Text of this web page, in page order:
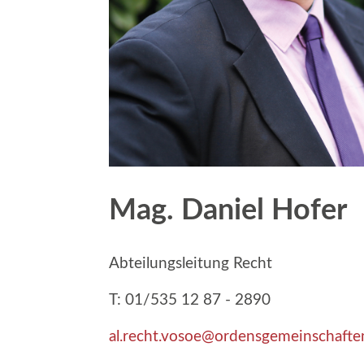
Mag. Daniel Hofer
Abteilungsleitung Recht
T: 01/535 12 87 - 2890